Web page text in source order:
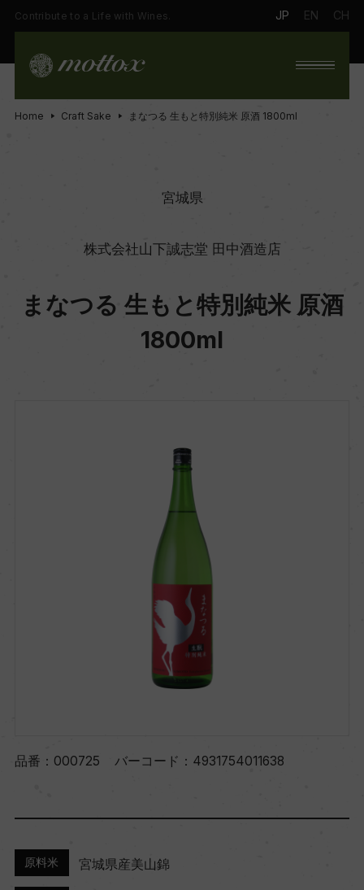
Contribute to a Life with Wines. JP EN CH
Home Craft Sake まなつる 生もと特別純米 原酒 1800ml
宮城県
株式会社山下誠志堂 田中酒造店
まなつる 生もと特別純米 原酒
1800ml
品番： 000725 バーコード： 4931754011638
原料米 宮城県産美山錦